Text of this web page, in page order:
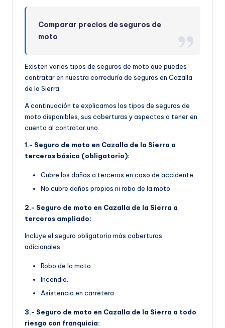
Comparar precios de seguros de
moto
Existen varios tipos de seguros de moto que puedes
contratar en nuestra correduría de seguros en Cazalla
de la Sierra.
A continuación te explicamos los tipos de seguros de
moto disponibles, sus coberturas y aspectos a tener en
cuenta al contratar uno.
1.- Seguro de moto en Cazalla de la Sierra a
terceros básico (obligatorio):
Cubre los daños a terceros en caso de accidente.
No cubre daños propios ni robo de la moto.
2.- Seguro de moto en Cazalla de la Sierra a
terceros ampliado:
Incluye el seguro obligatorio más coberturas
adicionales:
Robo de la moto.
Incendio.
Asistencia en carretera
3.- Seguro de moto en Cazalla de la Sierra a todo
riesgo con franquicia: